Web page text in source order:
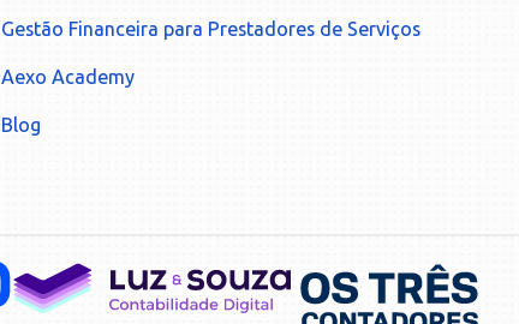
Gestão Financeira para Prestadores de Serviços
Aexo Academy
Blog